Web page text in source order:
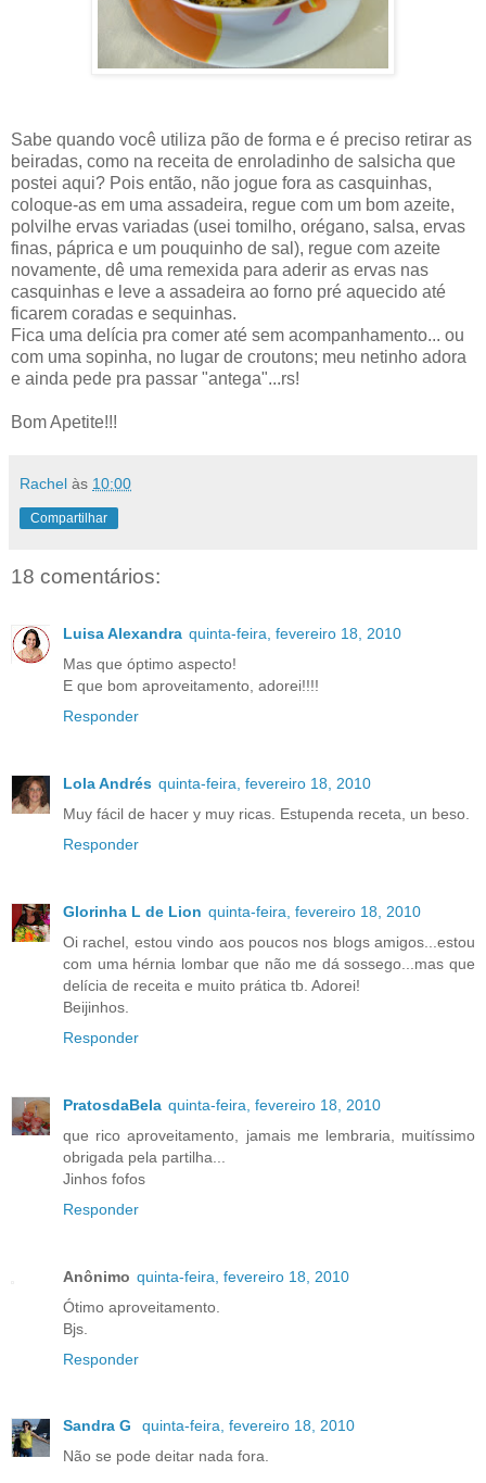
Sabe quando você utiliza pão de forma e é preciso retirar as
beiradas, como na receita de enroladinho de salsicha que
postei aqui? Pois então, não jogue fora as casquinhas,
coloque-as em uma assadeira, regue com um bom azeite,
polvilhe ervas variadas (usei tomilho, orégano, salsa, ervas
finas, páprica e um pouquinho de sal), regue com azeite
novamente, dê uma remexida para aderir as ervas nas
casquinhas e leve a assadeira ao forno pré aquecido até
ficarem coradas e sequinhas.
Fica uma delícia pra comer até sem acompanhamento... ou
com uma sopinha, no lugar de croutons; meu netinho adora
e ainda pede pra passar "antega"...rs!
Bom Apetite!!!
Rachel às 10:00
Compartilhar
18 comentários:
Luisa Alexandra quinta-feira, fevereiro 18, 2010
Mas que óptimo aspecto!
E que bom aproveitamento, adorei!!!!
Responder
Lola Andrés quinta-feira, fevereiro 18, 2010
Muy fácil de hacer y muy ricas. Estupenda receta, un beso.
Responder
Glorinha L de Lion quinta-feira, fevereiro 18, 2010
Oi rachel, estou vindo aos poucos nos blogs amigos...estou
com uma hérnia lombar que não me dá sossego...mas que
delícia de receita e muito prática tb. Adorei!
Beijinhos.
Responder
PratosdaBela quinta-feira, fevereiro 18, 2010
que rico aproveitamento, jamais me lembraria, muitíssimo
obrigada pela partilha...
Jinhos fofos
Responder
Anônimo quinta-feira, fevereiro 18, 2010
Ótimo aproveitamento.
Bjs.
Responder
Sandra G
quinta-feira, fevereiro 18, 2010
Não se pode deitar nada fora.